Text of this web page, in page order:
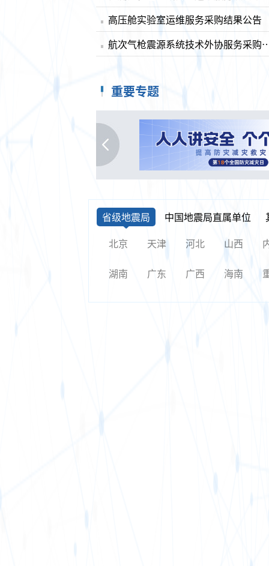
高压舱实验室运维服务采购结果公告
航次气枪震源系统
重要专题
省级地震局 中国地震局直属单位
北京
天津 河北 山西
湖南 广东 广西 海南